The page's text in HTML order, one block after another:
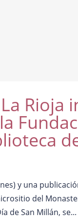
Rioja
y una
del
de San Millán, se...